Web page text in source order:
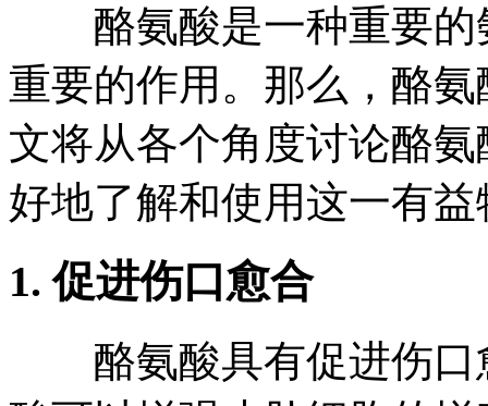
酪氨酸是一种重要的
重要的作用。那么，酪
文将从各个角度讨论酪
好地了解和使用这一有益
1. 促进伤口愈合
酪氨酸具有促进伤口